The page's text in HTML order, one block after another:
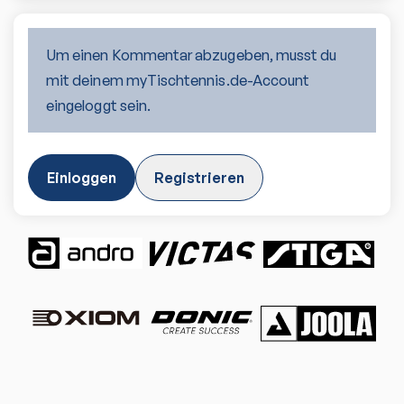
Um einen Kommentar abzugeben, musst du
mit deinem myTischtennis.de-Account
eingeloggt sein.
Einloggen Registrieren